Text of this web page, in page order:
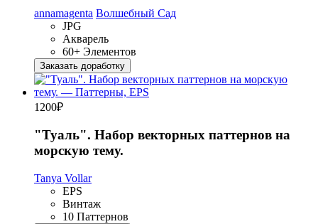
annamagenta Волшебный Сад
JPG
Акварель
60+ Элементов
Заказать доработку
1200₽
"Туаль". Набор векторных паттернов на
морскую тему.
Tanya Vollar
EPS
Винтаж
10 Паттернов